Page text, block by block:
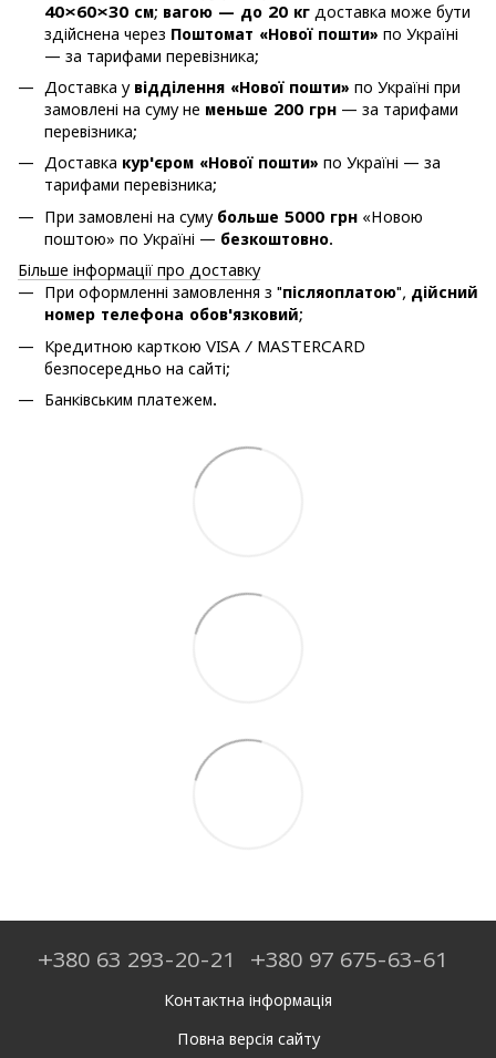
40×60×30 см; вагою — до 20 кг доставка може бути
здійснена через Поштомат «Нової пошти» по Україні
— за тарифами перевізника;
Доставка у відділення «Нової пошти» по Україні при
замовлені на суму не меньше 200 грн — за тарифами
перевізника;
Доставка кур'єром «Нової пошти» по Україні — за
тарифами перевізника;
При замовлені на суму больше 5000 грн «Новою
поштою» по Україні — безкоштовно.
Більше інформації про доставку
При оформленні замовлення з "післяоплатою", дійсний
номер телефона обов'язковий;
Кредитною карткою VISA / MASTERCARD
безпосередньо на сайті;
Банківським платежем.
+380 63 293-20-21 +380 97 675-63-61
Контактна інформація
Повна версія сайту